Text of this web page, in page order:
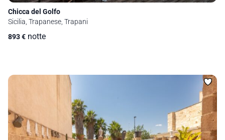
Chicca del Golfo
Sicilia, Trapanese, Trapani
893€ notte